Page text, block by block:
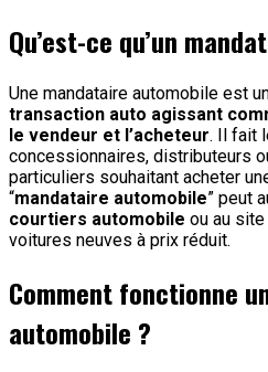
Qu’est-ce qu’un
Une mandataire automobile est
transaction auto agissant
le vendeur et l’acheteur. Il fait
concessionnaires, distributeurs
particuliers souhaitant acheter
“mandataire automobile” peut
courtiers automobile ou au
voitures neuves à prix réduit.
Comment fonctionne
automobile ?